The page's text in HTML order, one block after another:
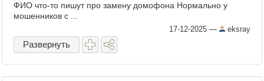
ФИО что-то пишут про замену домофона Нормально у
мошенников с ...
17-12-2025 — eksray
Развернуть